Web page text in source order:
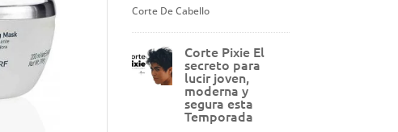
Corte De Cabello
Corte Pixie El
secreto para
lucir joven,
moderna y
segura esta
Temporada